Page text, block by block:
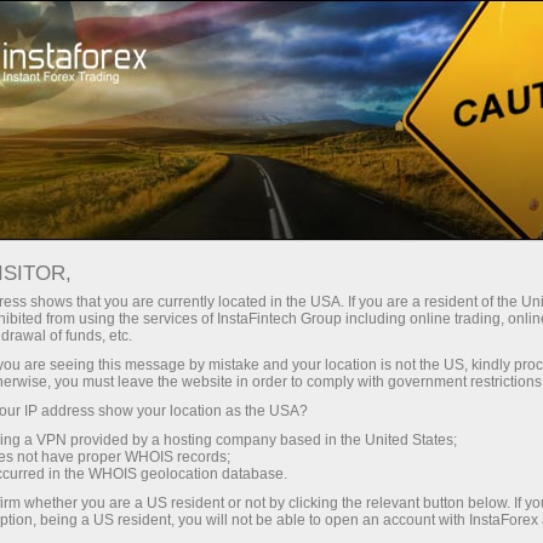
Трейдерам Форекс аналитика
Форекс ТВ
Инстафорекс ТВ Интервью
Инстафорекс ТВ
Интервью
Знаменитые спортсмены и актеры
раскрывают секреты успеха, известные
аналитики и признанные эксперты
финансового мира рассуждают о тонкостях и
подводных камнях валютной торговли, а
shows that you are currently located in the USA. If you are a resident of the
from using the services of InstaFintech Group including online trading,
of funds, etc.
are seeing this message by mistake and your location is not the US, kindly
you must leave the website in order to comply with government
IP address show your location as the USA?
a VPN provided by a hosting company based in the United States;
not have proper WHOIS records;
in the WHOIS geolocation database.
whether you are a US resident or not by clicking the relevant button below. If
being a US resident, you will not be able to open an account with InstaForex